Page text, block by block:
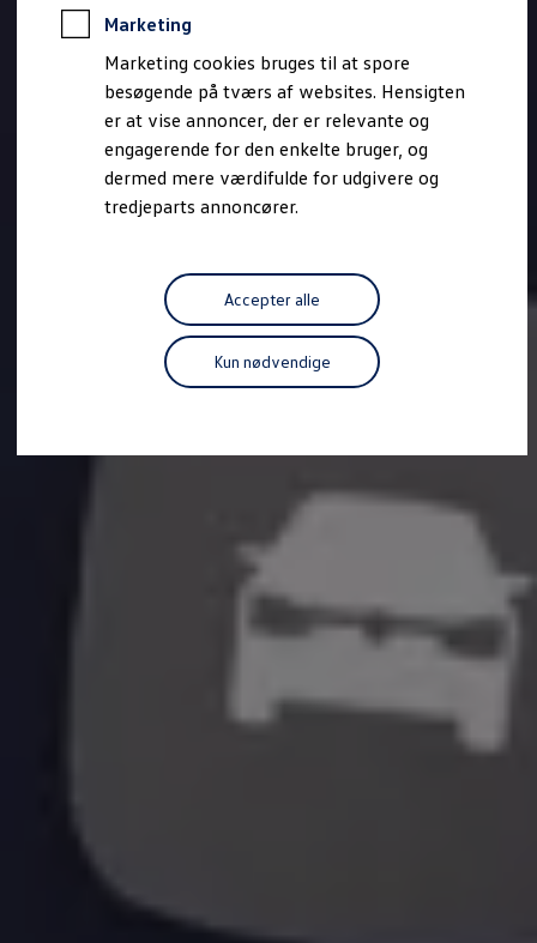
Marketing
Marketing cookies bruges til at spore
besøgende på tværs af websites. Hensigten
er at vise annoncer, der er relevante og
engagerende for den enkelte bruger, og
dermed mere værdifulde for udgivere og
tredjeparts annoncører.
Accepter alle
Kun nødvendige
Servicefordele
Digitale ekstrafunktioner
Se tjenesterne til din model
Volkswagen-apps, login og shop
Forbind mobiltelefonen med bilen
Opdateringer til software, kort og radio
Fleet Interface Data
MinVolkswagen
Digital instruktionsbog
Tilbehør
Fordele ved at vælge autoriseret værksted til din
Om Volkswagen
Nyheder
Tilmeld nyhedsbrev
Pressemeddelser
Kalenderbillede